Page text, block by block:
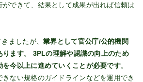
ができて、結果として成果が出れば信頼は
ましたが、業界として官公庁/公的機関
ります。 3PLの理解や認識の向上のため
を今以上に進めていくことが必要です。
きない規格のガイドラインなどを運用でき